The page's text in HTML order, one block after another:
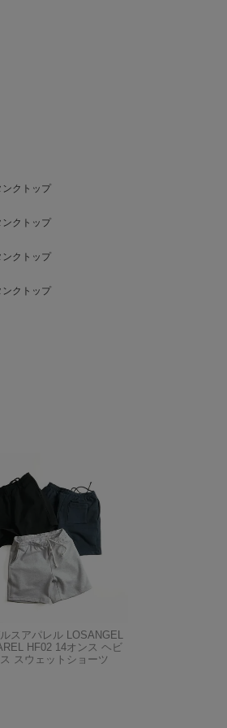
ンクトップ
ンクトップ
ンクトップ
ンクトップ
スアパレル LOSANGEL
HF02 14オンス ヘビ
スウェットショーツ